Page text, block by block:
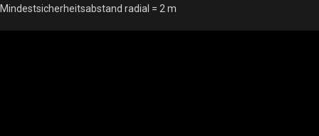
Mindestsicherheitsabstand radial = 2 m